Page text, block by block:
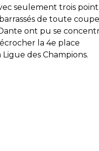
seulement trois
de toute coupe
ont pu se
la 4e place
des Champions.